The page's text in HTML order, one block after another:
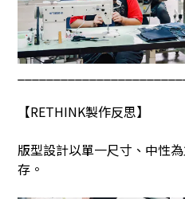
【RETHINK製作反思】
版型設計以單一尺寸、中性
存。